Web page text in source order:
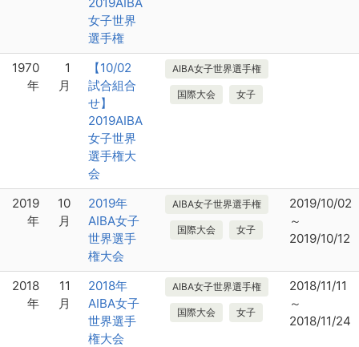
女子世界
選手権
1970
年
1
月
【10/02
試合組合
せ】
2019AIBA
女子世界
選手権大
会
AIBA女子世界選手権
国際大会 女子
2019
年
10
月
2019年
AIBA女子
世界選手
権大会
AIBA女子世界選手権
国際大会 女子
2019/10/02
～
2019/10/12
2018
年
11
月
2018年
AIBA女子
世界選手
権大会
AIBA女子世界選手権
国際大会 女子
2018/11/11
～
2018/11/24